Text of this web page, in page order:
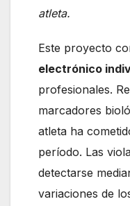
atleta.
Este proyecto
electrónico
profesionales.
marcadores
atleta ha
período. Las
detectarse
variaciones de